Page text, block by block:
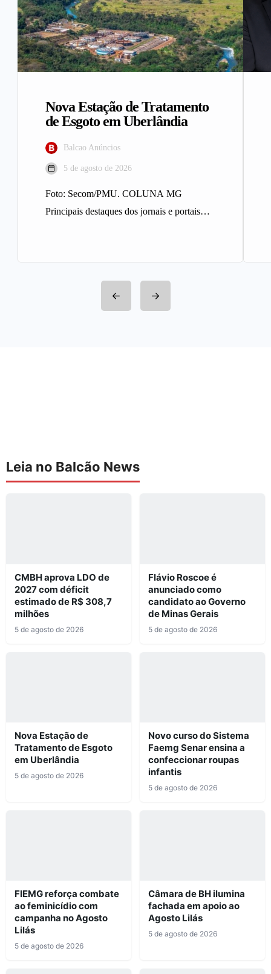
Nova Estação de Tratamento
de Esgoto em Uberlândia
Balcao Anúncios
5 de agosto de 2026
Foto: Secom/PMU. COLUNA MG
Principais destaques dos jornais e portais
Leia no Balcão News
CMBH aprova LDO de
2027 com déficit
estimado de R$ 308,7
milhões
5 de agosto de 2026
Flávio Roscoe é
anunciado como
candidato ao Governo
de Minas Gerais
5 de agosto de 2026
Nova Estação de
Tratamento de Esgoto
em Uberlândia
5 de agosto de 2026
Novo curso do Sistema
Faemg Senar ensina a
confeccionar roupas
infantis
5 de agosto de 2026
FIEMG reforça combate
ao feminicídio com
campanha no Agosto
Lilás
5 de agosto de 2026
Câmara de BH ilumina
fachada em apoio ao
Agosto Lilás
5 de agosto de 2026